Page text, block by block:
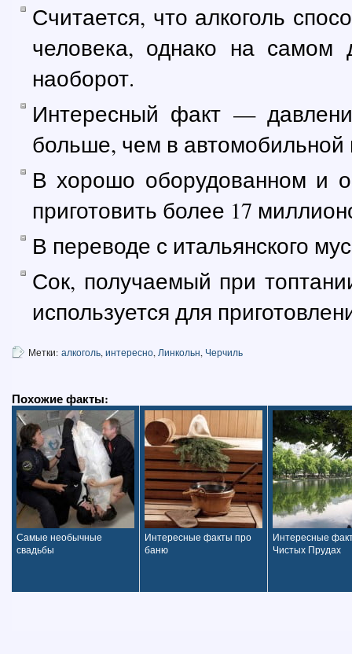
Считается, что алкоголь
человека, однако на самом
наоборот.
Интересный факт —
больше, чем в автомобильной
В хорошо оборудованном и
приготовить более 17
В переводе с итальянского
Сок, получаемый при
используется для
Метки: алкоголь, интересно, Линкольн, Черчиль
Похожие факты:
Самые необычные
свадьбы
Интересные факты про
баню
Интересные
Чистых Прудах